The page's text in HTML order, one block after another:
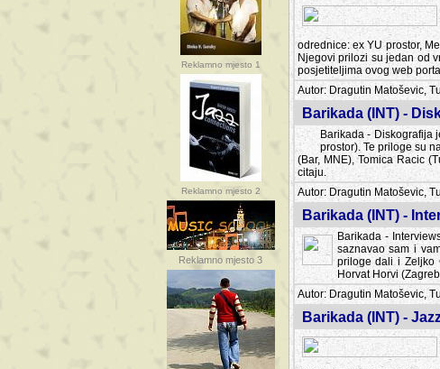
Reklamno mjesto 1
Reklamno mjesto 2
Reklamno mjesto 3
odrednice: ex YU prostor,
Njegovi prilozi su jedan od
posjetiteljima ovog web
Autor: Dragutin Matoševic,
Barikada (INT) -
Barikada - Diskografija
prostor). Te priloge su
(Bar, MNE), Tomica Racic
citaju.
Autor: Dragutin Matoševic,
Barikada (INT) -
Barikada -
saznavao sam i
priloge dali i Zeljko
Horvat Horvi
Autor: Dragutin Matoševic,
Barikada (INT) -